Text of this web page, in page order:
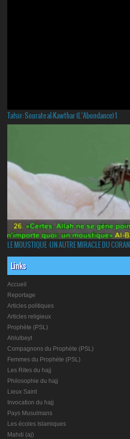
Tafsir: Sourate al-Kawthar (L’Abondance) 1
LE MOUSTIQUE :UN AUTRE MIRACLE DU CORAN
Links
Accueil
Reportage
Articles politiques
Articles religieux
Prophète (PSL)
Ahlulbeyt
Compagnons du Prophète (PSL)
Femmes du Prophète (PSL)
Les Rites du hajj
Philosophie du hajj
Lieux Saint
Invocation du hajj
Pays Musulmans
Les écoles Islamiques
Mahdi (aj)